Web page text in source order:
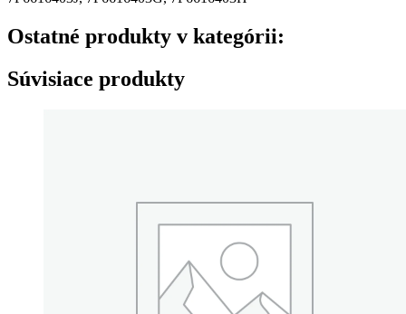
Ostatné produkty v kategórii:
Súvisiace produkty